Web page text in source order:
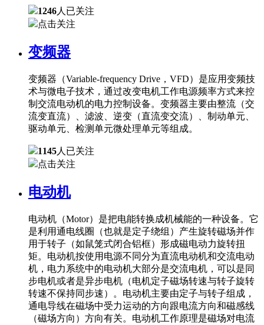
1246人已关注
点击关注
变频器
变频器（Variable-frequency Drive，VFD）是应用变频技
术与微电子技术，通过改变电机工作电源频率方式来控
制交流电动机的电力控制设备。变频器主要由整流（交
流变直流）、滤波、逆变（直流变交流）、制动单元、
驱动单元、检测单元微处理单元等组成。
1145人已关注
点击关注
电动机
电动机（Motor）是把电能转换成机械能的一种设备。它
是利用通电线圈（也就是定子绕组）产生旋转磁场并作
用于转子（如鼠笼式闭合铝框）形成磁电动力旋转扭
矩。电动机按使用电源不同分为直流电动机和交流电动
机，电力系统中的电动机大部分是交流电机，可以是同
步电机或者是异步电机（电机定子磁场转速与转子旋转
转速不保持同步速）。电动机主要由定子与转子组成，
通电导线在磁场中受力运动的方向跟电流方向和磁感线
（磁场方向）方向有关。电动机工作原理是磁场对电流